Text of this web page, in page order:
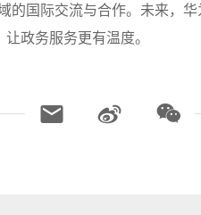
的国际交流与合作。未来，
政务服务更有温度。